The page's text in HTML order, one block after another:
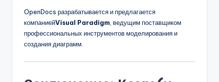
OpenDocs разрабатывается и предлагается
компаниейVisual Paradigm , ведущим поставщиком
профессиональных инструментов моделирования и
создания диаграмм.